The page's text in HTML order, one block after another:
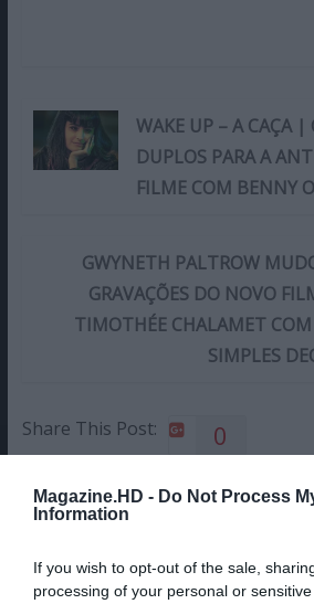
Magazine.HD - Do Not Process
Information
If you wish to opt-out of the sale,
processing of your personal or
WAKE UP – A CAÇA |
DUPLOS PARA A
FILME COM BENNY
GWYNETH PALTROW
GRAVAÇÕES DO NOVO
TIMOTHÉE CHALAMET
SIMPLES
Share This Post: 0
Deixe um comentário
obrigatórios marcados com*